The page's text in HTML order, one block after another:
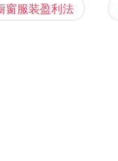
窗服装盈利法